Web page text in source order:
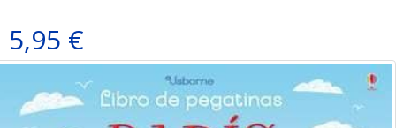
5,95 €